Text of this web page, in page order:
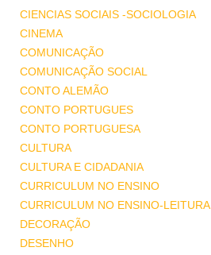
CIENCIAS SOCIAIS -SOCIOLOGIA
CINEMA
COMUNICAÇÃO
COMUNICAÇÃO SOCIAL
CONTO ALEMÃO
CONTO PORTUGUES
CONTO PORTUGUESA
CULTURA
CULTURA E CIDADANIA
CURRICULUM NO ENSINO
CURRICULUM NO ENSINO-LEITURA
DECORAÇÃO
DESENHO